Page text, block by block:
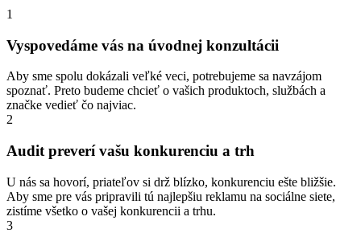
1
Vyspovedáme vás na úvodnej konzultácii
Aby sme spolu dokázali veľké veci, potrebujeme sa navzájom
spoznať. Preto budeme chcieť o vašich produktoch, službách a
značke vedieť čo najviac.
2
Audit preverí vašu konkurenciu a trh
U nás sa hovorí, priateľov si drž blízko, konkurenciu ešte bližšie.
Aby sme pre vás pripravili tú najlepšiu reklamu na sociálne siete,
zistíme všetko o vašej konkurencii a trhu.
3